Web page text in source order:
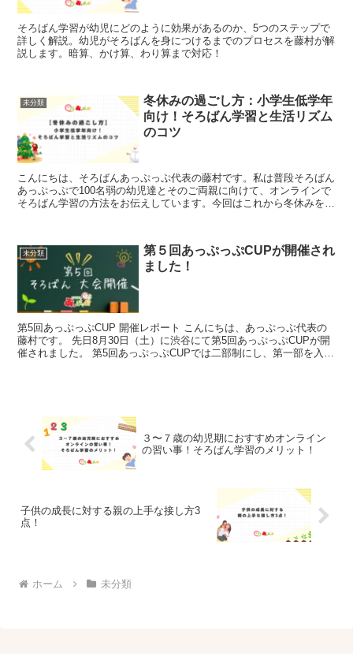
そろばん学習が幼児にどのように効果があるのか、5つのステップで
詳しく解説。幼児がそろばんを身につけるまでのプロセスを藤村が解
説します。暗算、かけ算、わり算まで対応！
未分類
冬休みの過ごし方：小学生低学年
向け！そろばん学習と生活リズム
のコツ
こんにちは、そろばんあっぷっぷ代表の藤村です。私は普段そろばん
あっぷっぷで100名弱の幼児達とそのご両親に向けて、オンラインで
そろばん学習の方法をお伝えしています。今回はこれから冬休みを迎
未分類
第５回あっぷっぷCUPが開催され
ました！
第5回あっぷっぷCUP 開催レポート こんにちは、あっぷっぷ代表の
藤村です。 先日8月30日（土）に渋谷にて第5回あっぷっぷCUPが開
催されました。 第5回あっぷっぷCUPでは二部制にし、第一部を入会
３〜７歳の幼児期におすすめオンライン
の習い事！そろばん学習のメリット！
子供の成長に対する親の上手な接し方3
点！
ホーム 未分類